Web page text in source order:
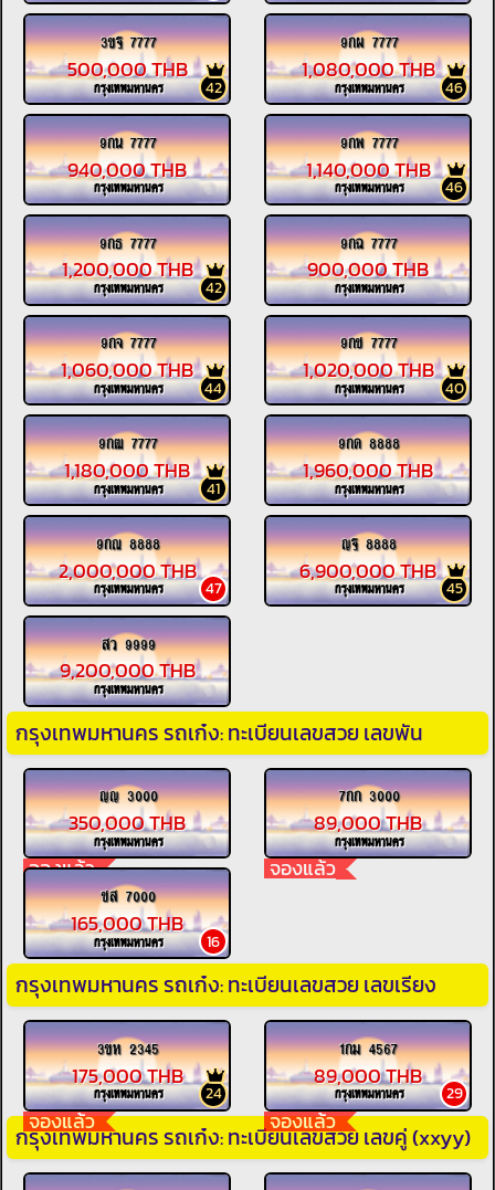
3ขฐ 7777
42
500,000 THB
กรุงเทพมหานคร
9กผ 7777
46
1,080,000 THB
กรุงเทพมหานคร
9กน 7777
940,000 THB
กรุงเทพมหานคร
9กพ 7777
46
1,140,000 THB
กรุงเทพมหานคร
9กธ 7777
42
1,200,000 THB
กรุงเทพมหานคร
9กฉ 7777
900,000 THB
กรุงเทพมหานคร
9กจ 7777
44
1,060,000 THB
กรุงเทพมหานคร
9กช 7777
40
1,020,000 THB
กรุงเทพมหานคร
9กฒ 7777
41
1,180,000 THB
กรุงเทพมหานคร
9กด 8888
1,960,000 THB
กรุงเทพมหานคร
9กณ 8888
47
2,000,000 THB
กรุงเทพมหานคร
ญฐ 8888
45
6,900,000 THB
กรุงเทพมหานคร
สว 9999
9,200,000 THB
กรุงเทพมหานคร
กรุงเทพมหานคร รถเก๋ง: ทะเบียนเลขสวย เลขพัน
ญญ 3000
จองแล้ว
350,000 THB
กรุงเทพมหานคร
7กก 3000
จองแล้ว
89,000 THB
กรุงเทพมหานคร
ชส 7000
16
165,000 THB
กรุงเทพมหานคร
กรุงเทพมหานคร รถเก๋ง: ทะเบียนเลขสวย เลขเรียง
3ขห 2345
จองแล้ว
24
175,000 THB
กรุงเทพมหานคร
1กม 4567
จองแล้ว
29
89,000 THB
กรุงเทพมหานคร
กรุงเทพมหานคร รถเก๋ง: ทะเบียนเลขสวย เลขคู่ (xxyy)